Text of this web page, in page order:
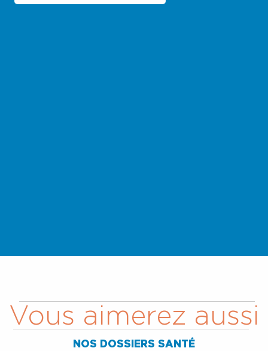
Vous aimerez aussi
NOS DOSSIERS SANTÉ